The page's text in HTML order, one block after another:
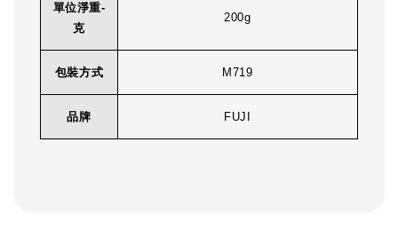
單位淨重-
克
200g
包裝方式 M719
品牌 FUJI